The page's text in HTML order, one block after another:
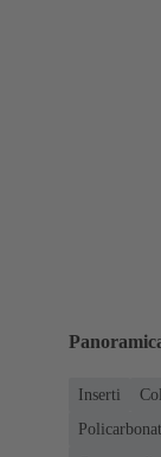
Inserti